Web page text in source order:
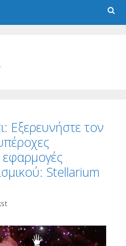
Search
Εξερευνήστε τον
εφαρμογές
Stellarium